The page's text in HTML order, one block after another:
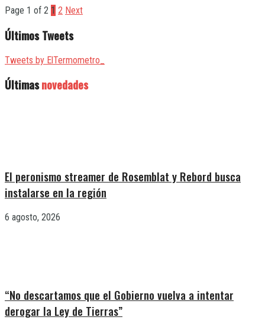
Page 1 of 2 1 2 Next
Últimos Tweets
Tweets by ElTermometro_
Últimasnovedades
El peronismo streamer de Rosemblat y Rebord busca
instalarse en la región
6 agosto, 2026
“No descartamos que el Gobierno vuelva a intentar
derogar la Ley de Tierras”